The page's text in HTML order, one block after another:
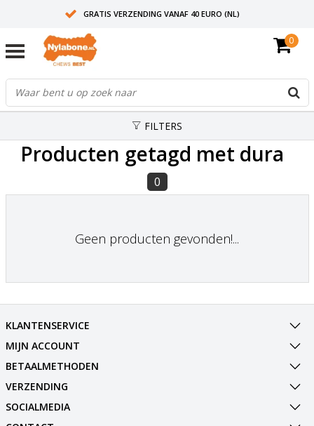
GRATIS VERZENDING VANAF 40 EURO (NL)
0
FILTERS
Producten getagd met dura
0
Geen producten gevonden!...
KLANTENSERVICE
MIJN ACCOUNT
BETAALMETHODEN
VERZENDING
SOCIALMEDIA